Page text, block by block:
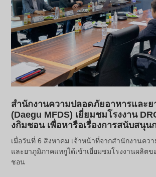
สำนักงานความปลอดภัยอาหารและย
(Daegu MFDS) เยี่ยมชมโรงงาน
งกิมชอน เพื่อหารือเรื่องการสนับสนุน
เมื่อวันที่ 6 สิงหาคม เจ้าหน้าที่จากสำนักงานคว
และยาภูมิภาคแทกูได้เข้าเยี่ยมชมโรงงานผลิตข
ชอน